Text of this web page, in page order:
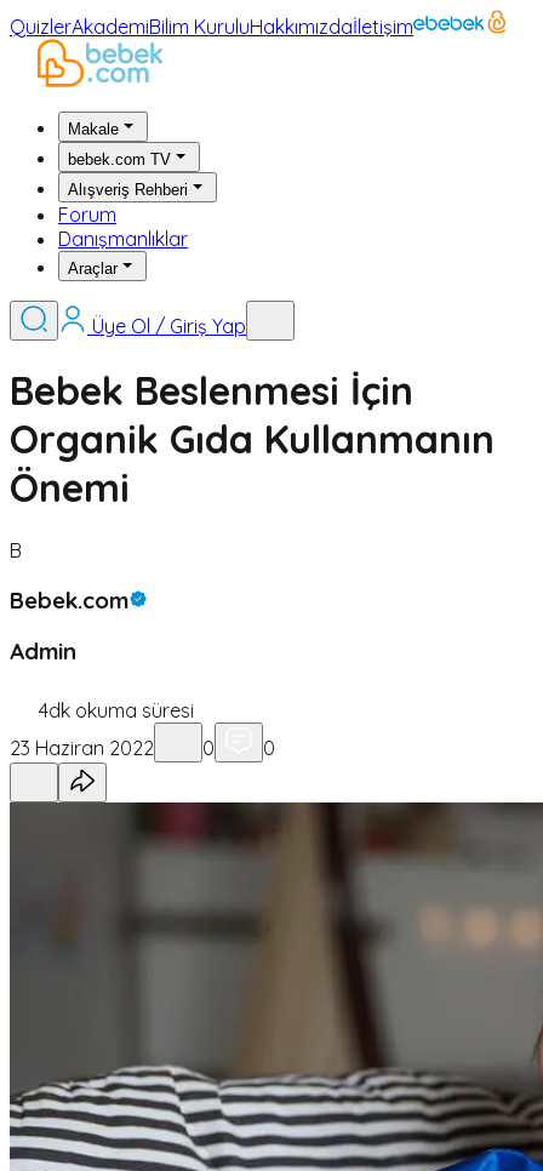
QuizlerAkademiBilim KuruluHakkımızdaİletişim
Makale
bebek.com TV
Alışveriş Rehberi
Forum
Danışmanlıklar
Araçlar
Üye Ol / Giriş Yap
Bebek Beslenmesi İçin
Organik Gıda Kullanmanın
Önemi
B
Bebek.com
Admin
4dk okuma süresi
23 Haziran 2022
0 0